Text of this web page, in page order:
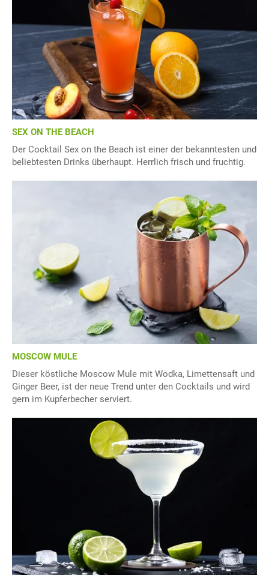
SEX ON THE BEACH
Der Cocktail Sex on the Beach ist einer der bekanntesten und
beliebtesten Drinks überhaupt. Herrlich frisch und fruchtig.
MOSCOW MULE
Dieser köstliche Moscow Mule mit Wodka, Limettensaft und
Ginger Beer, ist der neue Trend unter den Cocktails und wird
gern im Kupferbecher serviert.